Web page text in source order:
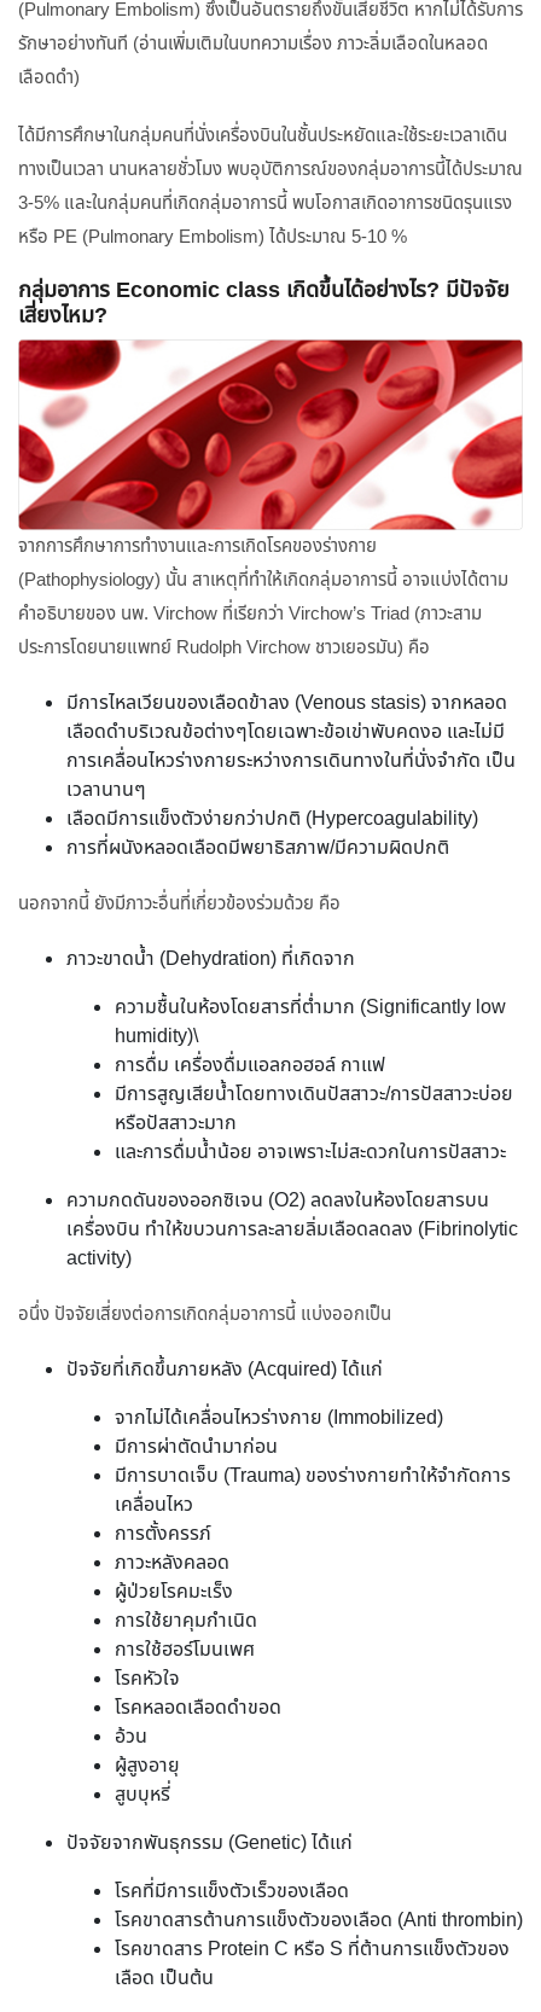
(Pulmonary Embolism) ซึ่งเป็นอันตรายถึงขั้นเสียชีวิต หากไม่ได้รับการ
รักษาอย่างทันที (อ่านเพิ่มเติมในบทความเรื่อง ภาวะลิ่มเลือดในหลอด
เลือดดำ)
ได้มีการศึกษาในกลุ่มคนที่นั่งเครื่องบินในชั้นประหยัดและใช้ระยะเวลาเดิน
ทางเป็นเวลา นานหลายชั่วโมง พบอุบัติการณ์ของกลุ่มอาการนี้ได้ประมาณ
3-5% และในกลุ่มคนที่เกิดกลุ่มอาการนี้ พบโอกาสเกิดอาการชนิดรุนแรง
หรือ PE (Pulmonary Embolism) ได้ประมาณ 5-10 %
กลุ่มอาการ Economic class เกิดขึ้นได้อย่างไร? มีปัจจัย
เสี่ยงไหม?
จากการศึกษาการทำงานและการเกิดโรคของร่างกาย
(Pathophysiology) นั้น สาเหตุที่ทำให้เกิดกลุ่มอาการนี้ อาจแบ่งได้ตาม
คำอธิบายของ นพ. Virchow ที่เรียกว่า Virchow’s Triad (ภาวะสาม
ประการโดยนายแพทย์ Rudolph Virchow ชาวเยอรมัน) คือ
มีการไหลเวียนของเลือดข้าลง (Venous stasis) จากหลอด
เลือดดำบริเวณข้อต่างๆโดยเฉพาะข้อเข่าพับคดงอ และไม่มี
การเคลื่อนไหวร่างกายระหว่างการเดินทางในที่นั่งจำกัด เป็น
เวลานานๆ
เลือดมีการแข็งตัวง่ายกว่าปกติ (Hypercoagulability)
การที่ผนังหลอดเลือดมีพยาธิสภาพ/มีความผิดปกติ
นอกจากนี้ ยังมีภาวะอื่นที่เกี่ยวข้องร่วมด้วย คือ
ภาวะขาดน้ำ (Dehydration) ที่เกิดจาก
ความชื้นในห้องโดยสารที่ต่ำมาก (Significantly low
humidity)\
การดื่ม เครื่องดื่มแอลกอฮอล์ กาแฟ
มีการสูญเสียน้ำโดยทางเดินปัสสาวะ/การปัสสาวะบ่อย
หรือปัสสาวะมาก
และการดื่มน้ำน้อย อาจเพราะไม่สะดวกในการปัสสาวะ
ความกดดันของออกซิเจน (O2) ลดลงในห้องโดยสารบน
เครื่องบิน ทำให้ขบวนการละลายลิ่มเลือดลดลง (Fibrinolytic
activity)
อนึ่ง ปัจจัยเสี่ยงต่อการเกิดกลุ่มอาการนี้ แบ่งออกเป็น
ปัจจัยที่เกิดขึ้นภายหลัง (Acquired) ได้แก่
จากไม่ได้เคลื่อนไหวร่างกาย (Immobilized)
มีการผ่าตัดนำมาก่อน
มีการบาดเจ็บ (Trauma) ของร่างกายทำให้จำกัดการ
เคลื่อนไหว
การตั้งครรภ์
ภาวะหลังคลอด
ผู้ป่วยโรคมะเร็ง
การใช้ยาคุมกำเนิด
การใช้ฮอร์โมนเพศ
โรคหัวใจ
โรคหลอดเลือดดำขอด
อ้วน
ผู้สูงอายุ
สูบบุหรี่
ปัจจัยจากพันธุกรรม (Genetic) ได้แก่
โรคที่มีการแข็งตัวเร็วของเลือด
โรคขาดสารต้านการแข็งตัวของเลือด (Anti thrombin)
โรคขาดสาร Protein C หรือ S ที่ต้านการแข็งตัวของ
เลือด เป็นต้น